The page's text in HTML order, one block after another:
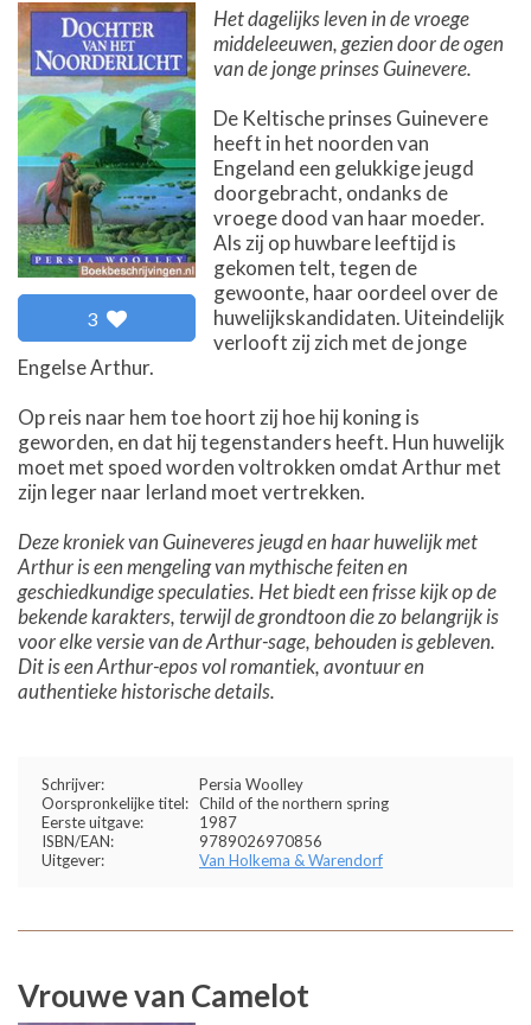
3
Het dagelijks leven in de vroege
middeleeuwen, gezien door de ogen
van de jonge prinses Guinevere.
De Keltische prinses Guinevere
heeft in het noorden van
Engeland een gelukkige jeugd
doorgebracht, ondanks de
vroege dood van haar moeder.
Als zij op huwbare leeftijd is
gekomen telt, tegen de
gewoonte, haar oordeel over de
huwelijkskandidaten. Uiteindelijk
verlooft zij zich met de jonge
Engelse Arthur.
Op reis naar hem toe hoort zij hoe hij koning is
geworden, en dat hij tegenstanders heeft. Hun huwelijk
moet met spoed worden voltrokken omdat Arthur met
zijn leger naar Ierland moet vertrekken.
Deze kroniek van Guineveres jeugd en haar huwelijk met
Arthur is een mengeling van mythische feiten en
geschiedkundige speculaties. Het biedt een frisse kijk op de
bekende karakters, terwijl de grondtoon die zo belangrijk is
voor elke versie van de Arthur-sage, behouden is gebleven.
Dit is een Arthur-epos vol romantiek, avontuur en
authentieke historische details.
Schrijver:
Persia Woolley
Oorspronkelijke titel: Child of the northern spring
Eerste uitgave:
1987
ISBN/EAN:
9789026970856
Uitgever:
Van Holkema & Warendorf
Vrouwe van Camelot